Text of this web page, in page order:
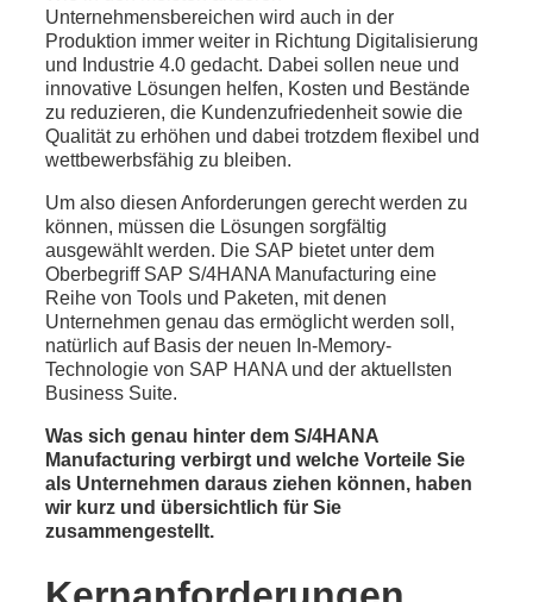
Unternehmensbereichen wird auch in der
Produktion immer weiter in Richtung Digitalisierung
und Industrie 4.0 gedacht. Dabei sollen neue und
innovative Lösungen helfen, Kosten und Bestände
zu reduzieren, die Kundenzufriedenheit sowie die
Qualität zu erhöhen und dabei trotzdem flexibel und
wettbewerbsfähig zu bleiben.
Um also diesen Anforderungen gerecht werden zu
können, müssen die Lösungen sorgfältig
ausgewählt werden. Die SAP bietet unter dem
Oberbegriff SAP S/4HANA Manufacturing eine
Reihe von Tools und Paketen, mit denen
Unternehmen genau das ermöglicht werden soll,
natürlich auf Basis der neuen In-Memory-
Technologie von SAP HANA und der aktuellsten
Business Suite.
Was sich genau hinter dem S/4HANA
Manufacturing verbirgt und welche Vorteile Sie
als Unternehmen daraus ziehen können, haben
wir kurz und übersichtlich für Sie
zusammengestellt.